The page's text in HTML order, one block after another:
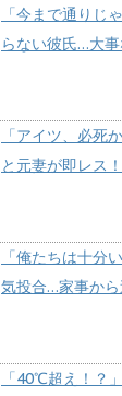
「今まで通りじ
らない彼氏…大事
「アイツ、必死
と元妻が即レス
「俺たちは十分
気投合…家事から
「40℃超え！？